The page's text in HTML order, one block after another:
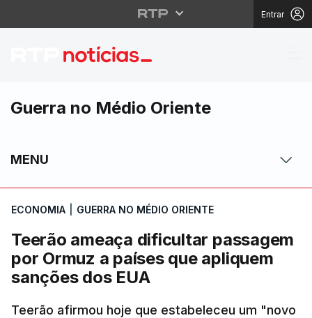
Entrar
Teerão ameaça
Guerra no Médio Oriente
MENU
ECONOMIA GUERRA NO MÉDIO ORIENTE
Teerão ameaça dificultar passagem
por Ormuz a países que apliquem
sanções dos EUA
Teerão afirmou hoje que estabeleceu um "novo